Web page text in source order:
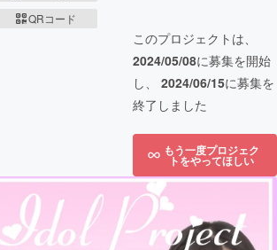
QRコード
このプロジェクトは、
2024/05/08に募集を開始
し、 2024/06/15に募集を
終了しました
もう一度プロジェク
トをやってほしい